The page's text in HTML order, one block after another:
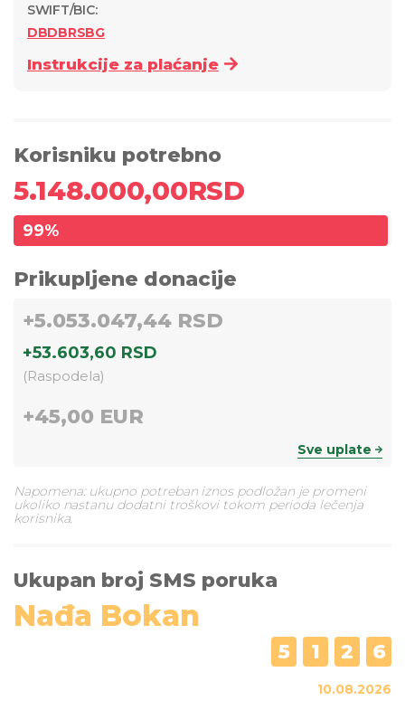
SWIFT/BIC:
DBDBRSBG
Instrukcije za plaćanje
Korisniku potrebno
5.148.000,00RSD
99%
Prikupljene donacije
+5.053.047,44 RSD
+53.603,60 RSD
(Raspodela)
+45,00 EUR
Sve uplate
Napomena: ukupno potreban iznos podložan je promeni
ukoliko nastanu dodatni troškovi tokom perioda lečenja
korisnika.
Ukupan broj SMS poruka
Nađa Bokan
5 1 2 6
10.08.2026